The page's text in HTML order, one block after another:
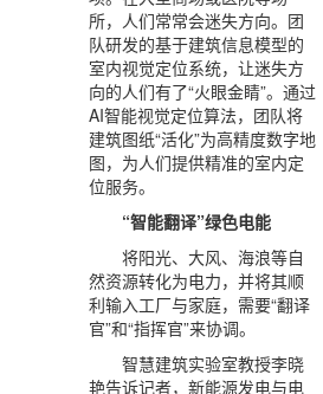
所，人们常常会迷失方向。团
队研发的基于建筑信息模型的
室内视觉定位系统，让迷失方
向的人们有了“火眼金睛”。通过
AI智能视觉定位算法，团队将
建筑图纸“活化”为高精度数字地
图，为人们提供精准的室内定
位服务。
“智能翻译”绿色电能
将阳光、大风、海浪等自
然资源转化为电力，并将其顺
利输入工厂与家庭，需要“翻译
官”和“指挥官”来协调。
智慧建筑实验室教授李晓
艳告诉记者，新能源发电与电